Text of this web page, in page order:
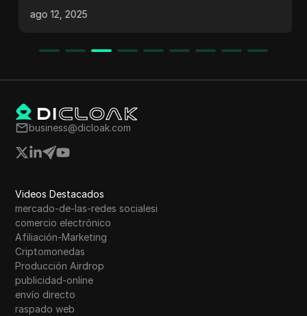
TikTok de incógnito y herramientas avanzadas.
ago 12, 2025
business@dicloak.com
Videos Destacados
mercado-de-las-redes socialesi
comercio electrónico
Afiliación-Marketing
Criptomonedas
Producción Airdrop
publicidad-online
envío directo
raspado web